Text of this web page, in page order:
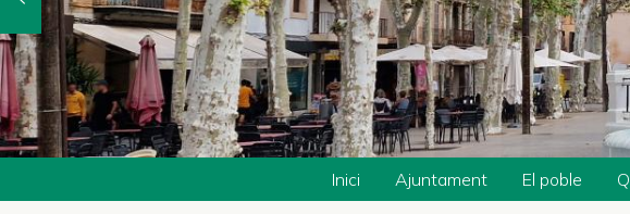
Inici Ajuntament El poble